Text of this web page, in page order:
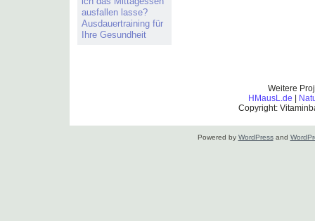
ausfallen lasse?
Ausdauertraining für
Ihre Gesundheit
Weitere
HMausL.de
Copyright:
Powered by WordPressand